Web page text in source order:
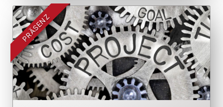
PRÄSENZ